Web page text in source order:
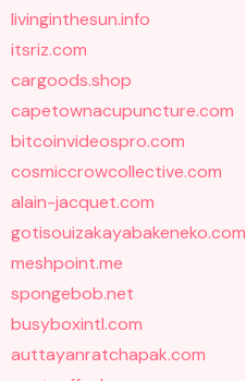
livinginthesun.info
itsriz.com
cargoods.shop
capetownacupuncture.com
bitcoinvideospro.com
cosmiccrowcollective.com
alain-jacquet.com
gotisouizakayabakeneko.com
meshpoint.me
spongebob.net
busyboxintl.com
auttayanratchapak.com